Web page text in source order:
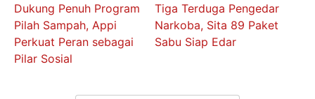
Dukung Penuh Program
Pilah Sampah, Appi
Perkuat Peran sebagai
Pilar Sosial
Tiga Terduga Pengedar
Narkoba, Sita 89 Paket
Sabu Siap Edar